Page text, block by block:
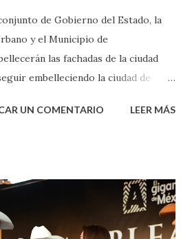
de Gobierno del Estado, la
y el Municipio de
las fachadas de la ciudad
embelleciendo la ciudad de
dio inicio al programa
capital. Leo Montañez
se usarán cerca de 90 mil
para dar inicio en la calle
UN COMENTARIO LEER MÁS